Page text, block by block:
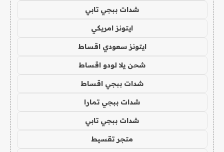
شدات ببجي تابي
ايتونز امريكي
ايتونز سعودي اقساط
شحن يلا لودو اقساط
شدات ببجي اقساط
شدات ببجي تمارا
شدات ببجي تابي
متجر تقسيط